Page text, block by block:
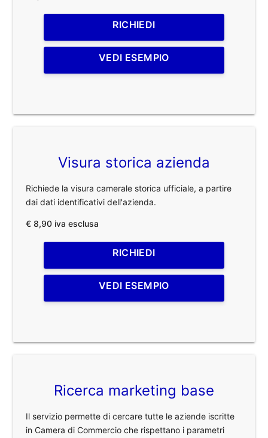
RICHIEDI
VEDI ESEMPIO
Visura storica azienda
Richiede la visura camerale storica ufficiale, a partire
dai dati identificativi dell'azienda.
€ 8,90 iva esclusa
RICHIEDI
VEDI ESEMPIO
Ricerca marketing base
Il servizio permette di cercare tutte le aziende iscritte
in Camera di Commercio che rispettano i parametri